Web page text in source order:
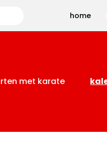
home
met karate